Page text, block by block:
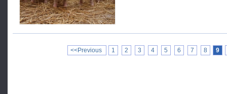
<<Previous 1 2 3 4 5 6 7 8 9